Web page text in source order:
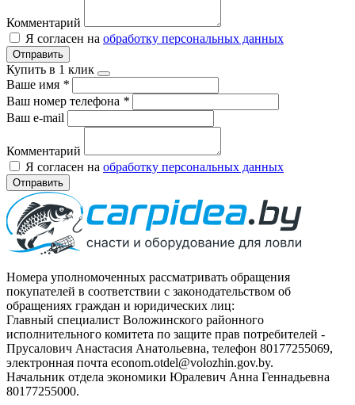
Комментарий
Я согласен на обработку персональных данных
Отправить
Купить в 1 клик
Ваше имя *
Ваш номер телефона *
Ваш e-mail
Комментарий
Я согласен на обработку персональных данных
Отправить
Номера уполномоченных рассматривать обращения
покупателей в соответствии с законодательством об
обращениях граждан и юридических лиц:
Главный специалист Воложинского районного
исполнительного комитета по защите прав потребителей -
Прусалович Анастасия Анатольевна, телефон 80177255069,
электронная почта econom.otdel@volozhin.gov.by.
Начальник отдела экономики Юралевич Анна Геннадьевна
80177255000.